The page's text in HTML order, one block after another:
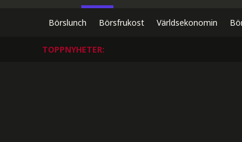
Börslunch Börsfrukost Världsekonomin
TOPPNYHETER: